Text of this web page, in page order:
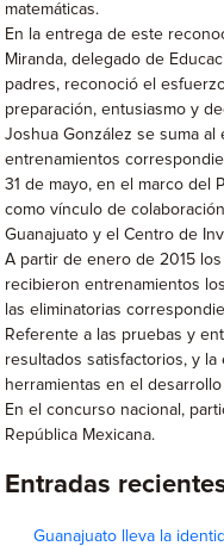
matemáticas.
En la entrega de este
Miranda, delegado de
padres, reconoció el
preparación, entusiasmo y
Joshua González se suma
entrenamientos
31 de mayo, en el marco del
como vínculo de
Guanajuato y el Centro de
A partir de enero de 2015
recibieron entrenamientos
las eliminatorias
Referente a las pruebas y
resultados satisfactorios, y
herramientas en el
En el concurso nacional,
República Mexicana.
Entradas
Guanajuato lleva la